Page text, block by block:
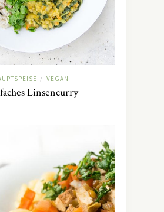
/ VEGAN
Linsencurry